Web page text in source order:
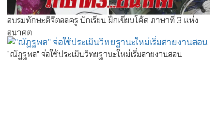
อบรมทักษะดิจิตอลครู นักเรียน ฝึกเขียนโค้ด ภาษาที่ 3 แห่ง
อนาคต
"ณัฏฐพล" จ่อใช้ประเมินวิทยฐานะใหม่เริ่มสายงานสอน